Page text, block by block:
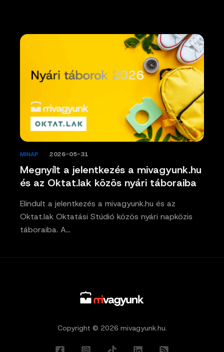
Megnyílt a jelentkezés a mivagyunk.hu
és az Oktat.lak közös nyári táboraiba
MINAP 2026-05-31
Elindult a jelentkezés a mivagyunk.hu és az
Oktat.lak Oktatási Stúdió közös nyári napközis
táboraiba. A…
Copyright © 2026 mivagyunk.hu.